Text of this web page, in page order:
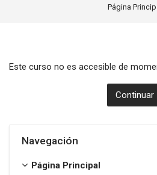
Página
Este curso no es accesible de
Continuar
Navegación
Página Principal